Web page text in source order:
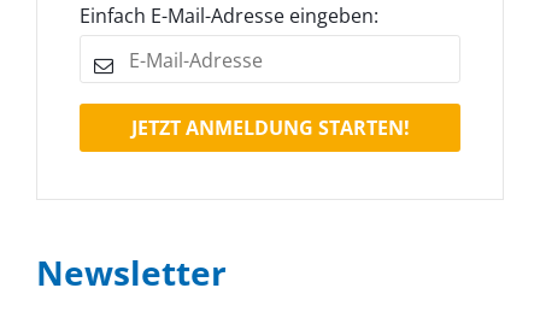
Newsletter
Einfach E-Mail-Adresse eingeben:
JETZT ANMELDUNG STARTEN!